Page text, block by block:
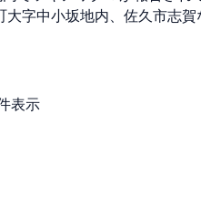
字中小坂地内、佐久市志
表示